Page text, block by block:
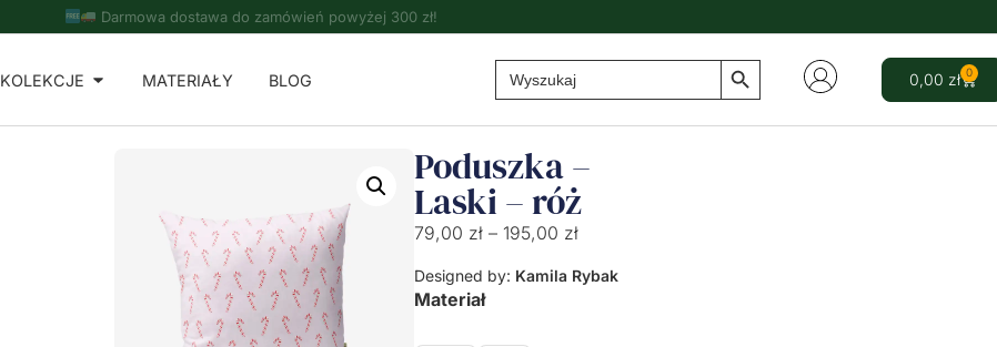
Do zamówień powyżej 500 zł - ręcznik kuchenny gratis!
KOLEKCJE MATERIAŁY BLOG
Search
for:
Search Button
0,00 zł 0
Poduszka –
Laski – róż
79,00 zł – 195,00 zł
Designed by: Kamila Rybak
Materiał